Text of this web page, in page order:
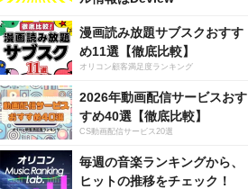
漫画読み放題サブスクおすす
め11選【徹底比較】
オリコン顧客満足度ランキング
2026年動画配信サービスおす
すめ40選【徹底比較】
CS動画配信サービス20選
毎週の音楽ランキングから、
ヒットの推移をチェック！